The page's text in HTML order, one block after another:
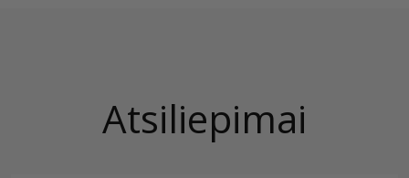
Atsiliepimai